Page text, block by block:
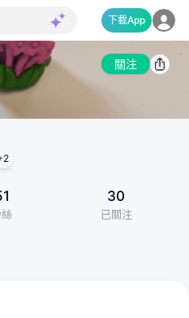
下載App
關注
2
30
已關注